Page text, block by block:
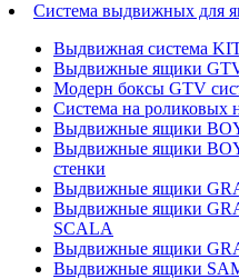
Система выдвижных для
Выдвижная система
Выдвижные ящики
Модерн боксы GTV
Система на роликовых
Выдвижные ящики
Выдвижные ящики
стенки
Выдвижные ящики
Выдвижные ящики
SCALA
Выдвижные ящики
Выдвижные ящики